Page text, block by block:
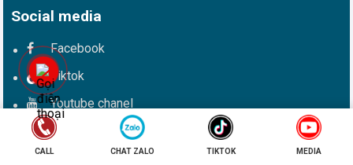
Social media
Facebook
Tiktok
Youtube chanel
Instagram
CALL CHAT ZALO TIKTOK MEDIA